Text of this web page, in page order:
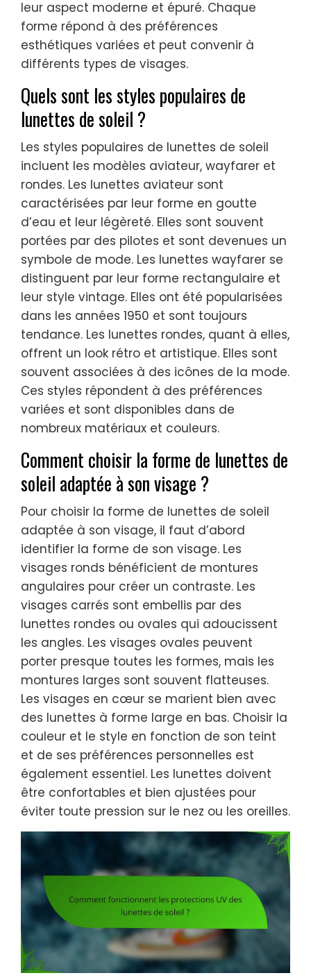
leur aspect moderne et épuré. Chaque
forme répond à des préférences
esthétiques variées et peut convenir à
différents types de visages.
Quels sont les styles populaires de
lunettes de soleil ?
Les styles populaires de lunettes de soleil
incluent les modèles aviateur, wayfarer et
rondes. Les lunettes aviateur sont
caractérisées par leur forme en goutte
d’eau et leur légèreté. Elles sont souvent
portées par des pilotes et sont devenues un
symbole de mode. Les lunettes wayfarer se
distinguent par leur forme rectangulaire et
leur style vintage. Elles ont été popularisées
dans les années 1950 et sont toujours
tendance. Les lunettes rondes, quant à elles,
offrent un look rétro et artistique. Elles sont
souvent associées à des icônes de la mode.
Ces styles répondent à des préférences
variées et sont disponibles dans de
nombreux matériaux et couleurs.
Comment choisir la forme de lunettes de
soleil adaptée à son visage ?
Pour choisir la forme de lunettes de soleil
adaptée à son visage, il faut d’abord
identifier la forme de son visage. Les
visages ronds bénéficient de montures
angulaires pour créer un contraste. Les
visages carrés sont embellis par des
lunettes rondes ou ovales qui adoucissent
les angles. Les visages ovales peuvent
porter presque toutes les formes, mais les
montures larges sont souvent flatteuses.
Les visages en cœur se marient bien avec
des lunettes à forme large en bas. Choisir la
couleur et le style en fonction de son teint
et de ses préférences personnelles est
également essentiel. Les lunettes doivent
être confortables et bien ajustées pour
éviter toute pression sur le nez ou les oreilles.